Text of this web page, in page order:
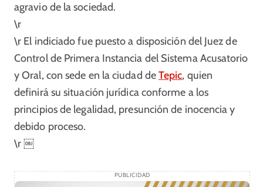
agravio de la sociedad.
\r
\r El indiciado fue puesto a disposición del Juez de
Control de Primera Instancia del Sistema Acusatorio
y Oral, con sede en la ciudad deTepic, quien
definirá su situación jurídica conforme a los
principios de legalidad, presunción de inocencia y
debido proceso.
\r ￼
PUBLICIDAD